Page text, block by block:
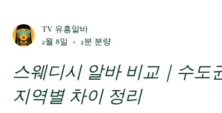
TV 유흥알바